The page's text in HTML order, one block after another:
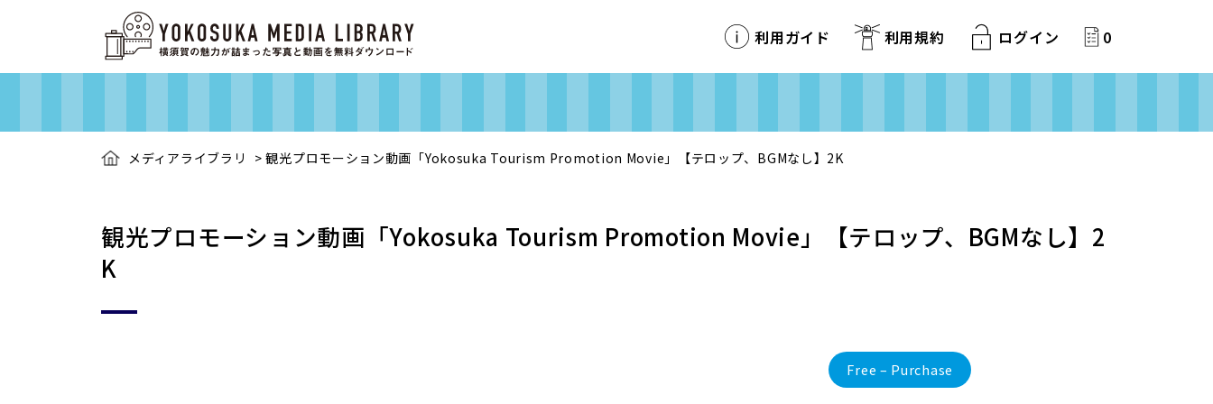
利用ガイド 利用規約 ログイン 0
メディアライブラリ >観光プロモーション動画「Yokosuka Tourism Promotion Movie」【テロップ、BGMなし】2K
観光プロモーション動画「Yokosuka Tourism Promotion Movie」【テロップ、BGMなし】2
K
Free – Purchase